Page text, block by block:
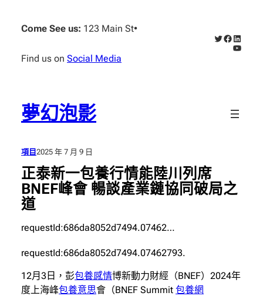
Come See us: 123 Main St•
Find us on Social Media
X Facebook
夢幻泡影
項目 2025 年 7 月 9 日
正泰新一包養行情能陸川列席
BNEF峰會 暢談產業鏈協同破局之
道
requestId:686da8052d7494.07462…
requestId:686da8052d7494.07462793.
12月3日，彭包養感情博新動力財經（BNEF）2024年
度上海峰包養意思會（BNEF Summit 包養網